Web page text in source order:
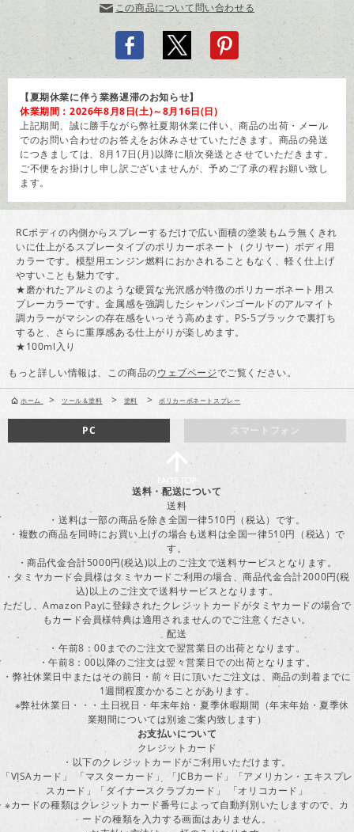
この商品について問い合わせる
【夏期休業に伴う業務遅滞のお知らせ】
休業期間：2026年8月8日(土)～8月16日(日)
上記期間、誠に勝手ながら弊社夏期休業に伴い、商品の出荷・メール
でのお問い合わせのお答えをお休みさせていただきます。商品の発送
につきましては、8月17日(月)以降に順次発送とさせていただきます。
ご不便をお掛けし申し訳ございませんが、予めご了承の程お願い致し
ます。
RCボディの内側からスプレーするだけで広い面積の塗装もムラ無くきれ
いに仕上がるスプレータイプのポリカーボネート（クリヤー）ボディ用
カラーです。模型用エンジン燃料におかされることもなく、軽く仕上げ
やすいことも魅力です。
★磨かれたアルミのような硬質な光沢感が特徴のポリカーボネート用ス
プレーカラーです。金属感を強調したシャンパンゴールドのアルマイト
調カラーがマシンの存在感をいっそう高めます。PS-5ブラックで裏打ち
すると、さらに重厚感ある仕上がりが楽しめます。
★100ml入り
もっと詳しい情報は、この商品のウェブページでご覧ください。
ホーム > ツール＆塗料 > 塗料 > ポリカーボネートスプレー
スマートフォン
PC
送料・配送について
送料
・送料は一部の商品を除き全国一律510円（税込）です。
・複数の商品を同時にお買い上げの場合も送料は全国一律510円（税込）で
す。
・商品代金合計5000円(税込)以上のご注文で送料サービスとなります。
・タミヤカード会員様はタミヤカードご利用の場合、商品代金合計2000円(税
込)以上のご注文で送料サービスとなります。
ただし、Amazon Payに登録されたクレジットカードがタミヤカードの場合で
もカード会員様特典は適用されませんのでご注意ください。
配送
・午前8：00までのご注文で翌営業日の出荷となります。
・午前8：00以降のご注文は翌々営業日での出荷となります。
・弊社休業日中またはその前日・前々日に頂いたご注文は、商品の到着までに
1週間程度かかることがあります。
※弊社休業日・・・土日祝日・年末年始・夏季休暇期間（年末年始・夏季休
業期間については別途ご案内致します）
お支払いについて
クレジットカード
・以下のクレジットカードがご利用いただけます。
「VISAカード」 「マスターカード」 「JCBカード」「アメリカン・エキスプレ
スカード」「ダイナースクラブカード」 「オリコカード」
※カードの種類はクレジットカード番号によって自動判別いたしますので、カ
ードの種類を入力する画面はありません。